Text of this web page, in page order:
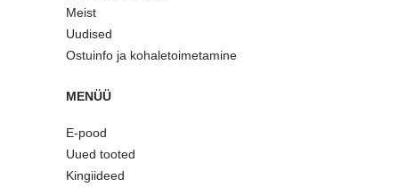
Meist
Uudised
Ostuinfo ja kohaletoimetamine
MENÜÜ
E-pood
Uued tooted
Kingiideed